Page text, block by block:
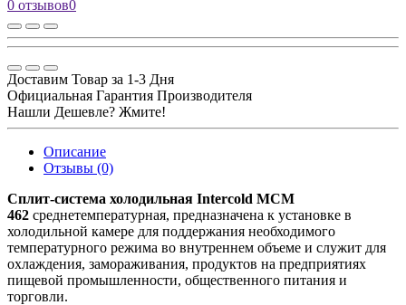
0 отзывов0
Доставим Товар за 1-3 Дня
Официальная Гарантия Производителя
Нашли Дешевле? Жмите!
Описание
Отзывы (0)
Сплит-система холодильная Intercold MCM
462 среднетемпературная, предназначена к установке в
холодильной камере для поддержания необходимого
температурного режима во внутреннем объеме и служит для
охлаждения, замораживания, продуктов на предприятиях
пищевой промышленности, общественного питания и
торговли.